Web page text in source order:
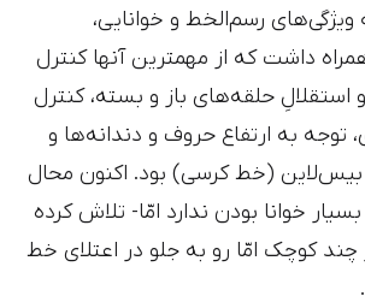
ویژگی‌های رسم‌الخط و خوانایی،
داشت که از مهمترین آنها کنترل
حلقه‌های باز و بسته، کنترل
توجه به ارتفاع حروف و دندانه‌ها و
بیس‌لاین (خط کرسی) بود. اکنون محال
خوانا بودن ندارد امّا- تلاش کرده
کوچک امّا رو به جلو در اعتلای خط